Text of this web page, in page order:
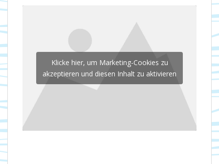
Klicke hier, um Marketing-Cookies zu
akzeptieren und diesen Inhalt zu aktivieren